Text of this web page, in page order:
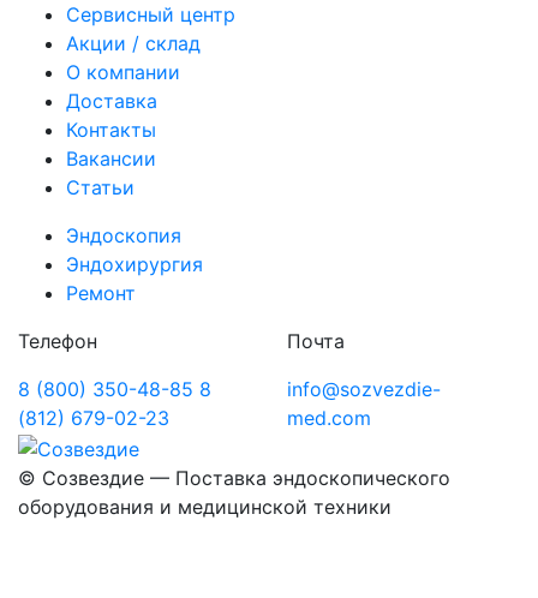
Сервисный центр
Акции / склад
О компании
Доставка
Контакты
Вакансии
Статьи
Эндоскопия
Эндохирургия
Ремонт
Телефон
8 (800) 350-48-85 8
(812) 679-02-23
Почта
info@sozvezdie-
med.com
© Созвездие — Поставка эндоскопического
оборудования и медицинской техники